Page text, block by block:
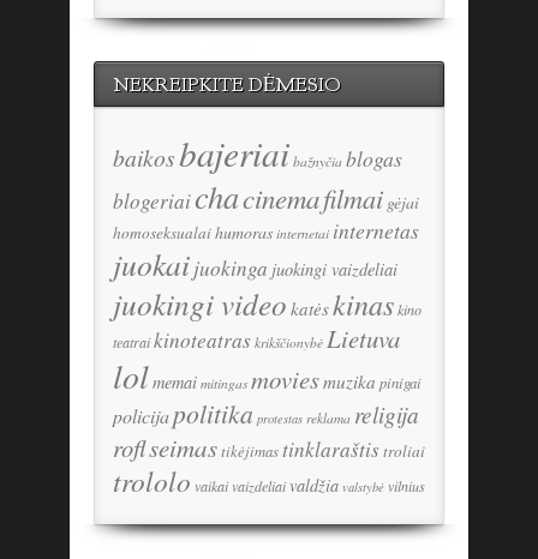
NEKREIPKITE DĖMESIO
baikosbajeriai bažnyčia blogas
blogeriaichacinemafilmai gėjai
homoseksualaihumoras internetai internetas
juokaijuokinga juokingi vaizdeliai
juokingi video katėskinaskino
teatraikinoteatras krikščionybė Lietuva
lolmemai mitingas moviesmuzika pinigai
policijapolitika protestas reklama religija
roflseimastikėjimastinklaraštistroliai
trololo vaikai vaizdeliai valdžia valstybė vilnius